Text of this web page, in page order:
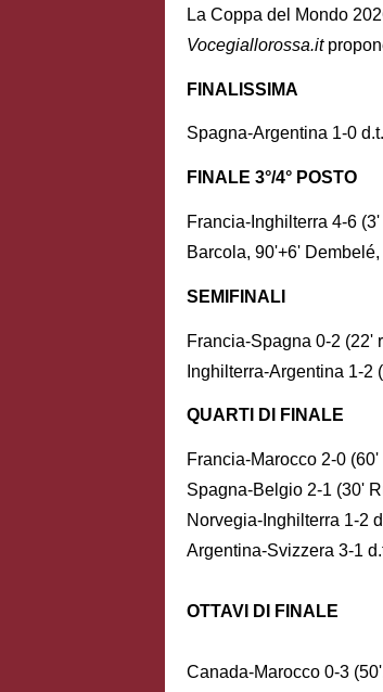
La Coppa del Mondo
Vocegiallorossa.it
FINALISSIMA
Spagna-Argentina 1-0
FINALE 3°/4° POSTO
Francia-Inghilterra 4-6
Barcola, 90'+6'
SEMIFINALI
Francia-Spagna 0-2 (22'
Inghilterra-Argentina 1-2
QUARTI DI FINALE
Francia-Marocco 2-0
Spagna-Belgio 2-1 (30'
Norvegia-Inghilterra 1-2
Argentina-Svizzera 3-1
OTTAVI DI FINALE
Canada-Marocco 0-3